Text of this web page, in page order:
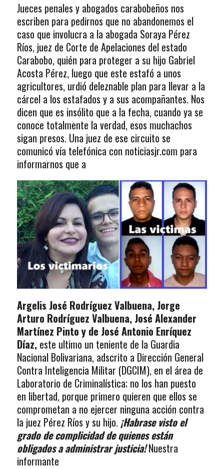
Jueces penales y abogados carabobeños nos
escriben para pedirnos que no abandonemos el
caso que involucra a la abogada Soraya Pérez
Ríos, juez de Corte de Apelaciones del estado
Carabobo, quién para proteger a su hijo Gabriel
Acosta Pérez, luego que este estafó a unos
agricultores, urdió deleznable plan para llevar a la
cárcel a los estafados y a sus acompañantes. Nos
dicen que es insólito que a la fecha, cuando ya se
conoce totalmente la verdad, esos muchachos
sigan presos. Una juez de ese circuito se
comunicó vía telefónica con noticiasjr.com para
informarnos que a
Argelis José Rodríguez Valbuena, Jorge
Arturo Rodríguez Valbuena, José Alexander
Martínez Pinto y de José Antonio Enríquez
Díaz,este ultimo un teniente de la Guardia
Nacional Bolivariana, adscrito a Dirección General
Contra Inteligencia Militar (DGCIM), en el área de
Laboratorio de Criminalística; no los han puesto
en libertad, porque primero quieren que ellos se
comprometan a no ejercer ninguna acción contra
la juez Pérez Ríos y su hijo. ¡Habrase visto el
grado de complicidad de quienes están
obligados a administrar justicia!Nuestra
informante